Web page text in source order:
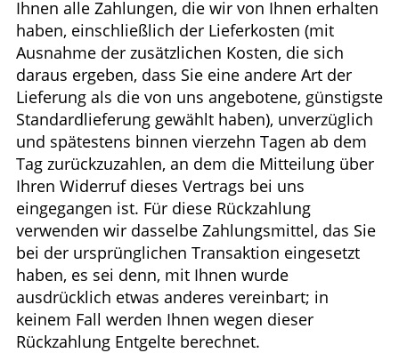
Ihnen alle Zahlungen, die wir von Ihnen erhalten
haben, einschließlich der Lieferkosten (mit
Ausnahme der zusätzlichen Kosten, die sich
daraus ergeben, dass Sie eine andere Art der
Lieferung als die von uns angebotene, günstigste
Standardlieferung gewählt haben), unverzüglich
und spätestens binnen vierzehn Tagen ab dem
Tag zurückzuzahlen, an dem die Mitteilung über
Ihren Widerruf dieses Vertrags bei uns
eingegangen ist. Für diese Rückzahlung
verwenden wir dasselbe Zahlungsmittel, das Sie
bei der ursprünglichen Transaktion eingesetzt
haben, es sei denn, mit Ihnen wurde
ausdrücklich etwas anderes vereinbart; in
keinem Fall werden Ihnen wegen dieser
Rückzahlung Entgelte berechnet.